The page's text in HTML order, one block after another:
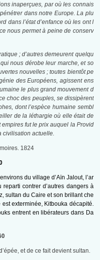
inaperçues, par où les connais
dans notre Europe. La plu
dans l’état d’enfance où les ont l
nous permet à peine de conserv
; d’autres demeurent quelqu
nous dérobe leur marche, et so
nouvelles ; toutes bientôt pe
des Européens, agissent ens
le plus grand mouvement d
choc des peuples, se dissipèrent
dont l’espèce humaine sembl
de la léthargie où elle était de
fut le prix auquel la Provid
civilisation actuelle.
1824
du village d’Aïn Jalout, l’ar
contrer d’autres dangers à
sultan du Caire et son brillant che
exterminée, Kitbouka décapité.
entrent en libérateurs dans Da
et de ce fait devient sultan.